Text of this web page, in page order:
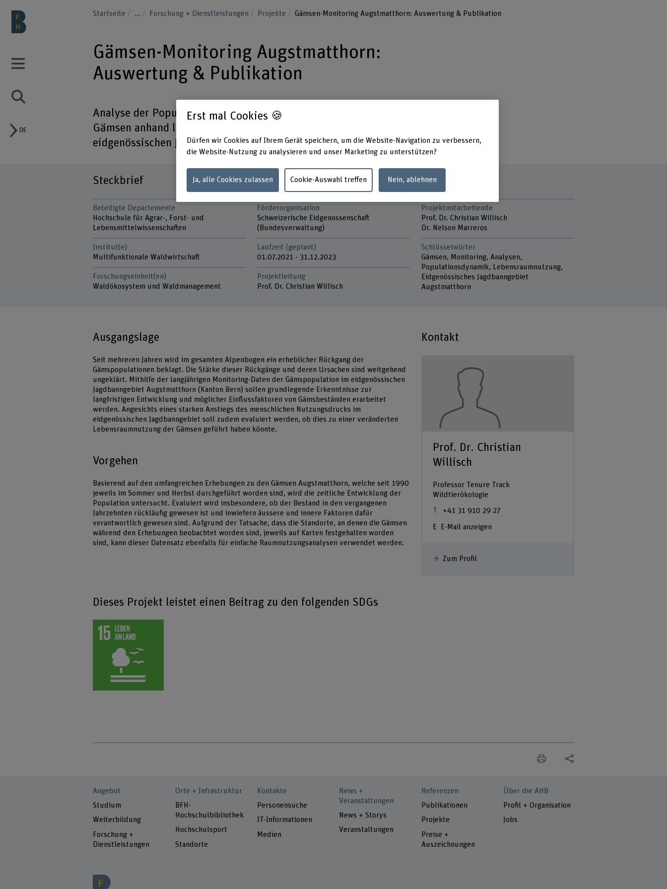
DE
Startseite ... Forschung + Dienstleistungen Projekte Gämsen-Monitoring Augstmatthorn: Auswertung & Publikation
Gämsen-Monitoring Augstmatthorn:
Auswertung & Publikation
Analyse der Populationsdynamik und Lebensraumnutzung von
Gämsen anhand langjähriger Monitoring-Daten im
eidgenössischen Jagdbanngebiet Augstmatthorn.
Steckbrief
Beteiligte Departemente
Hochschule für Agrar-, Forst- und
Lebensmittelwissenschaften
Institut(e)
Multifunktionale Waldwirtschaft
Forschungseinheit(en)
Waldökosystem und Waldmanagement
Förderorganisation
Schweizerische Eidgenossenschaft
(Bundesverwaltung)
Laufzeit (geplant)
01.07.2021 - 31.12.2023
Projektleitung
Prof. Dr. Christian Willisch
Projektmitarbeitende
Prof. Dr. Christian Willisch
Dr. Nelson Marreros
Schlüsselwörter
Gämsen, Monitoring, Analysen,
Populationsdynamik, Lebensraumnutzung,
Eidgenössisches Jagdbanngebiet
Augstmatthorn
Ausgangslage
Seit mehreren Jahren wird im gesamten Alpenbogen ein erheblicher Rückgang der
Gämspopulationen beklagt. Die Stärke dieser Rückgänge und deren Ursachen sind weitgehend
ungeklärt. Mithilfe der langjährigen Monitoring-Daten der Gämspopulation im eidgenössischen
Jagdbanngebiet Augstmatthorn (Kanton Bern) sollen grundlegende Erkenntnisse zur
langfristigen Entwicklung und möglicher Einflussfaktoren von Gämsbeständen erarbeitet
werden. Angesichts eines starken Anstiegs des menschlichen Nutzungsdrucks im
eidgenössischen Jagdbanngebiet soll zudem evaluiert werden, ob dies zu einer veränderten
Lebensraumnutzung der Gämsen geführt haben könnte.
Vorgehen
Basierend auf den umfangreichen Erhebungen zu den Gämsen Augstmatthorn, welche seit 1990
jeweils im Sommer und Herbst durchgeführt worden sind, wird die zeitliche Entwicklung der
Population untersucht. Evaluiert wird insbesondere, ob der Bestand in den vergangenen
Jahrzehnten rückläufig gewesen ist und inwiefern äussere und innere Faktoren dafür
verantwortlich gewesen sind. Aufgrund der Tatsache, dass die Standorte, an denen die Gämsen
während den Erhebungen beobachtet worden sind, jeweils auf Karten festgehalten worden
sind, kann dieser Datensatz ebenfalls für einfache Raumnutzungsanalysen verwendet werden.
Kontakt
Prof. Dr. Christian
Willisch
Professor Tenure Track
Wildtierökologie
+41 31 910 29 27
E-Mail anzeigen
Zum Profil
Dieses Projekt leistet einen Beitrag zu den folgenden SDGs
Angebot
Studium
Weiterbildung
Forschung +
Dienstleistungen
Orte + Infrastruktur
BFH-
Hochschulbibliothek
Hochschulsport
Standorte
Kontakte
Personensuche
IT-Informationen
Medien
News +
Veranstaltungen
News + Storys
Veranstaltungen
Referenzen
Publikationen
Projekte
Preise +
Auszeichnungen
Über die AHB
Profil + Organisation
Jobs
Erst mal Cookies 🍪
Dürfen wir Cookies auf Ihrem Gerät speichern, um die Website-Navigation zu verbessern,
die Website-Nutzung zu analysieren und unser Marketing zu unterstützen?
Ja, alle Cookies zulassen Cookie-Auswahl treffen Nein, ablehnen